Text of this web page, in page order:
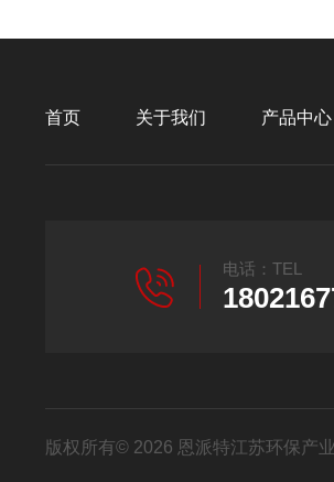
首页 关于我们 产品中心
电话：TEL
版权所有© 2026 恩派特江苏环保